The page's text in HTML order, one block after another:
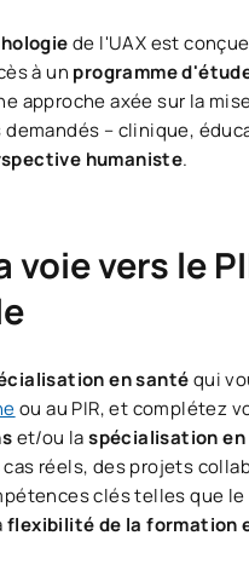
de l'UAX est
à un programme
approche axée sur la
– clinique,
humaniste.
voie vers le
en santéqui
ou au PIR, et complétez
et/ou laspécialisation en
réels, des projets
clés telles que
flexibilité de la formation